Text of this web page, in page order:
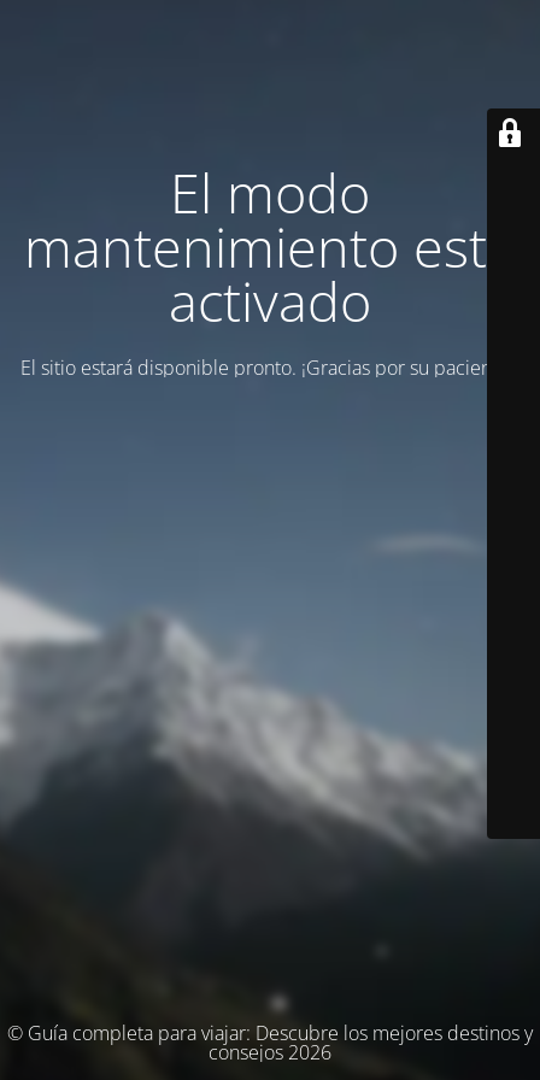
El modo
mantenimiento está
activado
El sitio estará disponible pronto. ¡Gracias por su paciencia!
© Guía completa para viajar: Descubre los mejores destinos y
consejos 2026